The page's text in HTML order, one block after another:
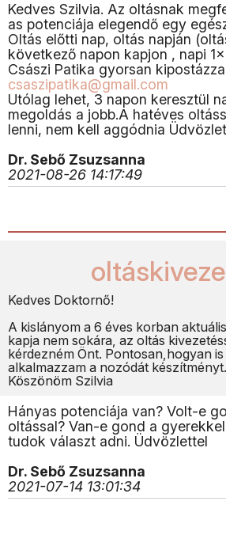
Kedves Szilvia. Az oltásnak
as potenciája elegendő egy
Oltás előtti nap, oltás napján
következő napon kapjon , napi
Császi Patika gyorsan
csaszipatika@gmail.com
Utólag lehet, 3 napon keresztül
megoldás a jobb.A hatéves
lenni, nem kell aggódnia
Dr. Sebő Zsuzsanna
2021-08-26 14:17:49
Kedves Doktornő!
A kislányom a 6 éves korban
kapja nem sokára, az oltás
kérdezném Önt. Pontosan,hogyan
alkalmazzam a nozódát készítményt.
Köszönöm Szilvia
Hányas potenciája van? Volt-e
oltással? Van-e gond a
tudok választ adni. Üdvözlettel
Dr. Sebő Zsuzsanna
2021-07-14 13:01:34